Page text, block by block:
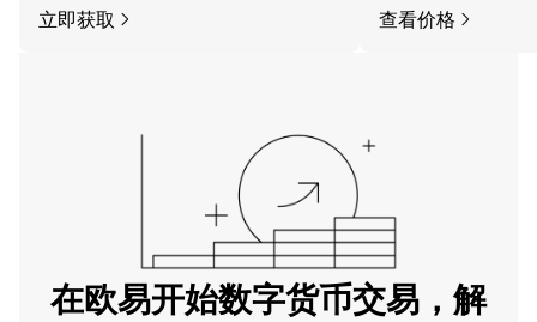
立即获取 查看价格
在欧易开始数字货币交易，解